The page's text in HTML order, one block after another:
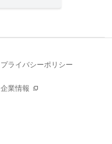
プライバシーポリシー
企業情報